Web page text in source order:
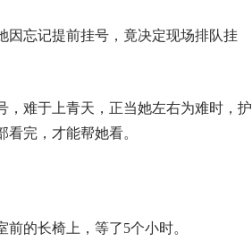
因忘记提前挂号，竟决定现场排队挂
，难于上青天，正当她左右为难时，护
完，才能帮她看。
的长椅上，等了5个小时。